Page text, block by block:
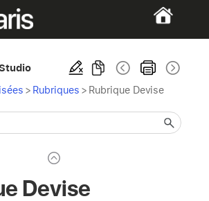
> Rubriques > Rubrique Devise
Devise